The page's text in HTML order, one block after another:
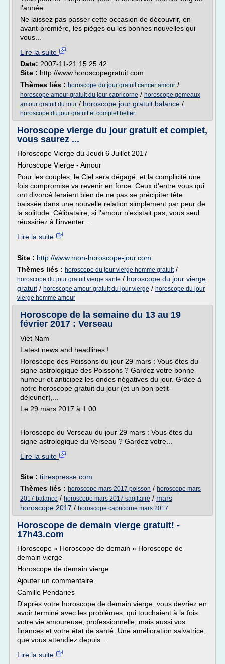
l'année.
Ne laissez pas passer cette occasion de découvrir, en
avant-première, les pièges ou les bonnes nouvelles qui
vous...
Lire la suite
Date: 2007-11-21 15:25:42
Site : http://www.horoscopegratuit.com
Thèmes liés : horoscope du jour gratuit cancer amour /
horoscope amour gratuit du jour capricorne / horoscope gemeaux
amour gratuit du jour / horoscope jour gratuit balance /
horoscope du jour gratuit et complet belier
Horoscope vierge du jour gratuit et complet,
vous saurez ...
Horoscope Vierge du Jeudi 6 Juillet 2017
Horoscope Vierge - Amour
Pour les couples, le Ciel sera dégagé, et la complicité une
fois compromise va revenir en force. Ceux d'entre vous qui
ont divorcé feraient bien de ne pas se précipiter tête
baissée dans une nouvelle relation simplement par peur de
la solitude. Célibataire, si l'amour n'existait pas, vous seul
réussiriez à l'inventer....
Lire la suite
Site : http://www.mon-horoscope-jour.com
Thèmes liés : horoscope du jour vierge homme gratuit/
horoscope du jour gratuit vierge sante / horoscope du jour vierge
gratuit / horoscope amour gratuit du jour vierge / horoscope du jour
vierge homme amour
Horoscope de la semaine du 13 au 19
février 2017 : Verseau
Viet Nam
Latest news and headlines !
Horoscope des Poissons du jour 29 mars : Vous êtes du
signe astrologique des Poissons ? Gardez votre bonne
humeur et anticipez les ondes négatives du jour. Grâce à
notre horoscope gratuit du jour (et un bon petit-
déjeuner),...
Le 29 mars 2017 à 1:00
Horoscope du Verseau du jour 29 mars : Vous êtes du
signe astrologique du Verseau ? Gardez votre...
Lire la suite
Site : titrespresse.com
Thèmes liés : horoscope mars 2017 poisson / horoscope mars
2017 balance / horoscope mars 2017 sagittaire / mars
horoscope 2017 / horoscope capricorne mars 2017
Horoscope de demain vierge gratuit! -
17h43.com
Horoscope » Horoscope de demain » Horoscope de
demain vierge
Horoscope de demain vierge
Ajouter un commentaire
Camille Pendaries
D'après votre horoscope de demain vierge, vous devriez en
avoir terminé avec les problèmes, qui touchaient à la fois
votre vie amoureuse, professionnelle, mais aussi vos
finances et votre état de santé. Une amélioration salvatrice,
que vous attendiez depuis...
Lire la suite